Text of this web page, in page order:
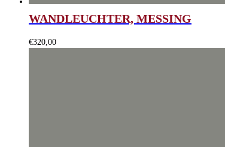
WANDLEUCHTER, MESSING
€320,00